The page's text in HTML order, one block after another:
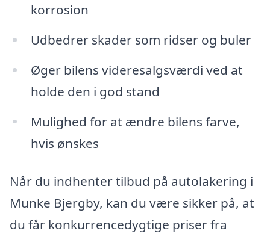
korrosion
Udbedrer skader som ridser og buler
Øger bilens videresalgsværdi ved at
holde den i god stand
Mulighed for at ændre bilens farve,
hvis ønskes
Når du indhenter tilbud på autolakering i
Munke Bjergby, kan du være sikker på, at
du får konkurrencedygtige priser fra